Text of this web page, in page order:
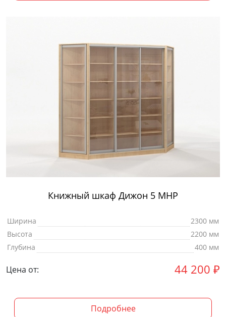
Книжный шкаф Дижон 5 МНР
Ширина
2300 мм
Высота
2200 мм
Глубина
400 мм
Цена от: 44 200 ₽
Подробнее